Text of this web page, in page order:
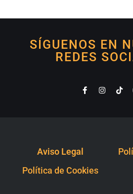
SÍGUENOS EN
REDES
Aviso Legal
Política de Cookies